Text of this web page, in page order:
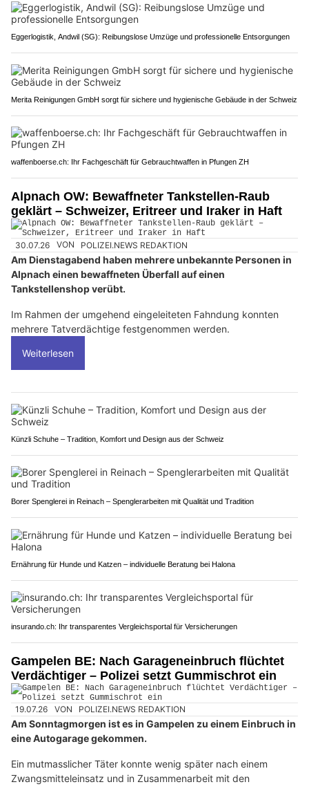
Eggerlogistik, Andwil (SG): Reibungslose Umzüge und professionelle Entsorgungen
Merita Reinigungen GmbH sorgt für sichere und hygienische Gebäude in der Schweiz
waffenboerse.ch: Ihr Fachgeschäft für Gebrauchtwaffen in Pfungen ZH
Alpnach OW: Bewaffneter Tankstellen-Raub
geklärt – Schweizer, Eritreer und Iraker in Haft
30.07.26 VON POLIZEI.NEWS REDAKTION
Am Dienstagabend haben mehrere unbekannte Personen in
Alpnach einen bewaffneten Überfall auf einen
Tankstellenshop verübt.
Im Rahmen der umgehend eingeleiteten Fahndung konnten
mehrere Tatverdächtige festgenommen werden.
Weiterlesen
Künzli Schuhe – Tradition, Komfort und Design aus der Schweiz
Borer Spenglerei in Reinach – Spenglerarbeiten mit Qualität und Tradition
Ernährung für Hunde und Katzen – individuelle Beratung bei Halona
insurando.ch: Ihr transparentes Vergleichsportal für Versicherungen
Gampelen BE: Nach Garageneinbruch flüchtet
Verdächtiger – Polizei setzt Gummischrot ein
19.07.26 VON POLIZEI.NEWS REDAKTION
Am Sonntagmorgen ist es in Gampelen zu einem Einbruch in
eine Autogarage gekommen.
Ein mutmasslicher Täter konnte wenig später nach einem
Zwangsmitteleinsatz und in Zusammenarbeit mit den